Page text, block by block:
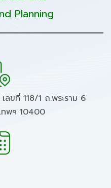
Planning
ลขที่ 118/1 ถ.พระราม 6
พฯ 10400